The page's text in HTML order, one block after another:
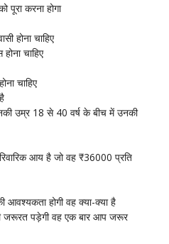
पूरा करना होगा
होना चाहिए
चाहिए
चाहिए
उम्र 18 से 40 वर्ष के बीच में उनकी
आय है जो वह ₹36000 प्रति
होगी वह क्या-क्या है
जरूरत पड़ेगी वह एक बार आप जरूर